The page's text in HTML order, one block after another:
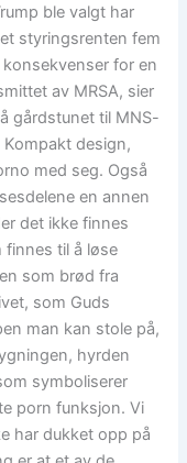
ble valgt har
styringsrenten fem
for en
av MRSA, sier
gårdstunet til MNS-
design,
med seg. Også
en annen
det ikke finnes
finnes til å løse
som brød fra
som Guds
man kan stole på,
hyrden
symboliserer
porn funksjon. Vi
har dukket opp på